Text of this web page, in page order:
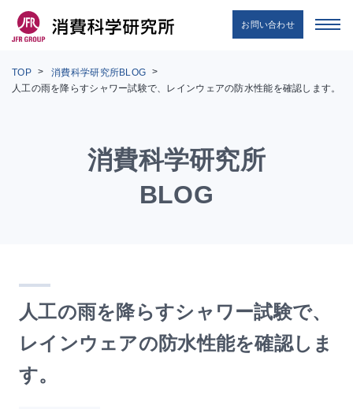
お問い合わせ
TOP
消費科学研究所BLOG
人工の雨を降らすシャワー試験で、レインウェアの防水性能を確認します。
消費科学研究所
BLOG
人工の雨を降らすシャワー試験で、
レインウェアの防水性能を確認しま
す。